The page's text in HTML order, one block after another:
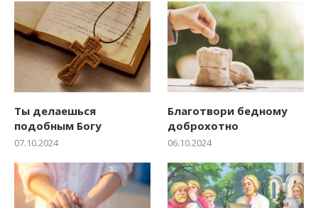
Ты делаешься
подобным Богу
07.10.2024
Благотвори бедному
доброхотно
06.10.2024